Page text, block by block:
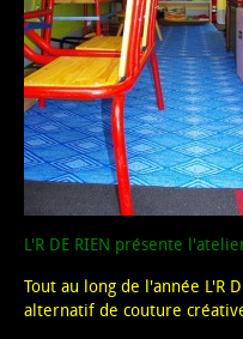
L'R DE RIEN présente
Tout au long de l'année L'R
alternatif de couture